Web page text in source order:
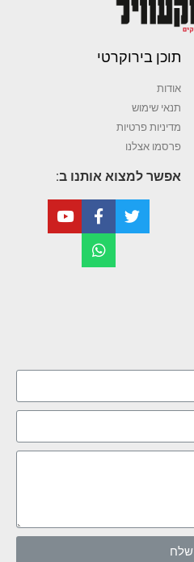
תוכן בירוקרטי
אודות
תנאי שימוש
מדיניות פרטיות
פרסמו אצלנו
אפשר למצוא אותנו ב:
שלח